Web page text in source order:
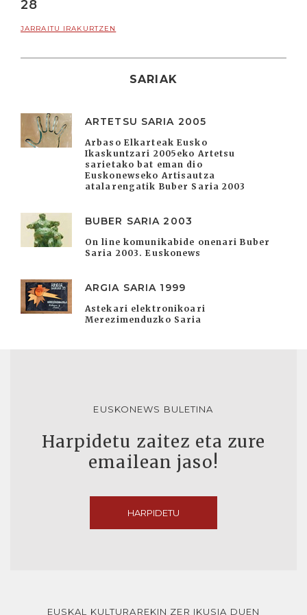
28
JARRAITU IRAKURTZEN
SARIAK
ARTETSU SARIA 2005
Arbaso Elkarteak Eusko
Ikaskuntzari 2005eko Artetsu
sarietako bat eman dio
Euskonewseko Artisautza
atalarengatik Buber Saria 2003
BUBER SARIA 2003
On line komunikabide onenari Buber
Saria 2003. Euskonews
ARGIA SARIA 1999
Astekari elektronikoari
Merezimenduzko Saria
EUSKONEWS BULETINA
Harpidetu zaitez eta zure
emailean jaso!
HARPIDETU
EUSKAL KULTURAREKIN ZER IKUSIA DUEN